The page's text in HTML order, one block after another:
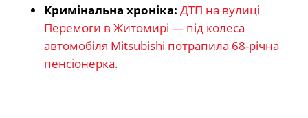
Кримінальна хроніка: ДТП на вулиці
Перемоги в Житомирі — під колеса
автомобіля Mitsubishi потрапила 68-річна
пенсіонерка.